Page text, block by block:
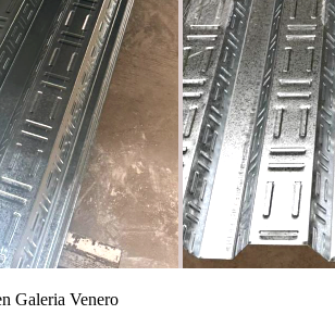
Galeria Venero